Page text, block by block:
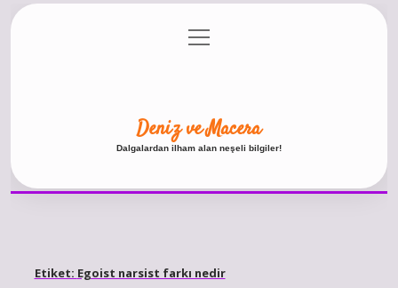
Gizlilik Politikası
menüyü
aç
Deniz ve Macera
Dalgalardan ilham alan neşeli bilgiler!
Etiket: Egoist narsist farkı nedir